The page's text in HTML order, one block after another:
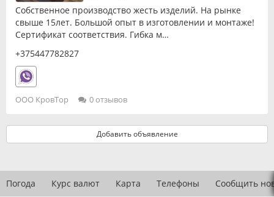
Собственное производство жесть изделий. На рынке
свыше 15лет. Большой опыт в изготовлении и монтаже!
Сертификат соответствия. Гибка м…
+375447782827
ООО КровТор 0 отзывов
Добавить объявление
Погода Курс валют Карта Телефоны Сообщить